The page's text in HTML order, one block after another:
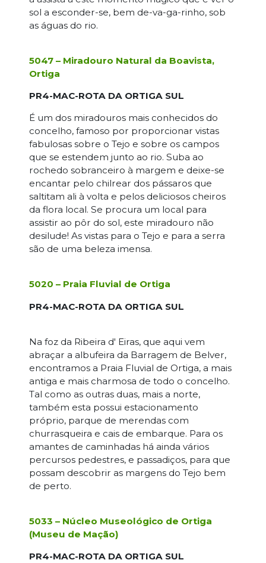
sol a esconder-se, bem de-va-ga-rinho, sob
as águas do rio.
5047 – Miradouro Natural da Boavista,
Ortiga
PR4-MAC-ROTA DA ORTIGA SUL
É um dos miradouros mais conhecidos do
concelho, famoso por proporcionar vistas
fabulosas sobre o Tejo e sobre os campos
que se estendem junto ao rio. Suba ao
rochedo sobranceiro à margem e deixe-se
encantar pelo chilrear dos pássaros que
saltitam ali à volta e pelos deliciosos cheiros
da flora local. Se procura um local para
assistir ao pôr do sol, este miradouro não
desilude! As vistas para o Tejo e para a serra
são de uma beleza imensa.
5020 – Praia Fluvial de Ortiga
PR4-MAC-ROTA DA ORTIGA SUL
Na foz da Ribeira d' Eiras, que aqui vem
abraçar a albufeira da Barragem de Belver,
encontramos a Praia Fluvial de Ortiga, a mais
antiga e mais charmosa de todo o concelho.
Tal como as outras duas, mais a norte,
também esta possui estacionamento
próprio, parque de merendas com
churrasqueira e cais de embarque. Para os
amantes de caminhadas há ainda vários
percursos pedestres, e passadiços, para que
possam descobrir as margens do Tejo bem
de perto.
5033 – Núcleo Museológico de Ortiga
(Museu de Mação)
PR4-MAC-ROTA DA ORTIGA SUL